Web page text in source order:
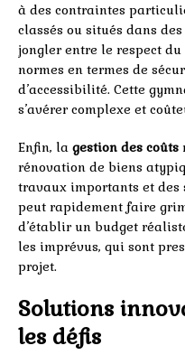
à des contraintes
classés ou situés dans
jongler entre le respect
normes en termes de
d’accessibilité. Cette
s’avérer complexe et
Enfin, la gestion des coûts
rénovation de biens
travaux importants et des
peut rapidement faire
d’établir un budget
les imprévus, qui sont
projet.
Solutions
les défis